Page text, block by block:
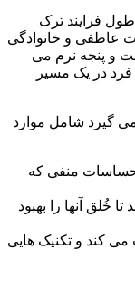
طول فرایند ترک
عاطفی و خانوادگی
و پنجه نرم می
در یک مسیر
گیرد شامل موارد
منفی که
خُلق آنها را بهبود
می کند و تکنیک هایی